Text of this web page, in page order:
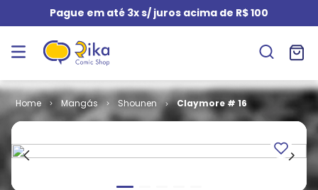
Pague em até 3x s/ juros acima de R$ 100
Mangás Shounen Claymore # 16